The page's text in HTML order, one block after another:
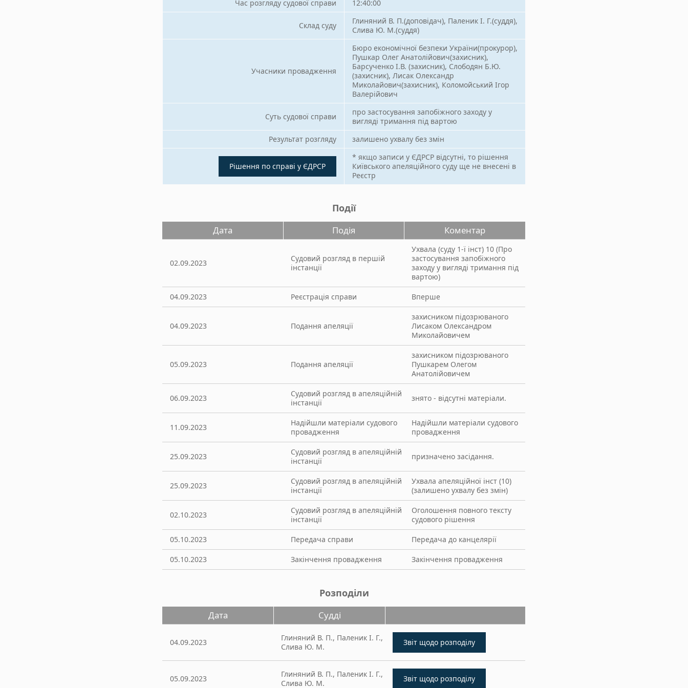
Час розгляду судової справи 12:40:00
Склад суду
Глиняний В. П.(доповідач), Паленик І. Г.(суддя),
Слива Ю. М.(суддя)
Учасники провадження
Бюро економічної безпеки України(прокурор),
Пушкар Олег Анатолійович(захисник),
Барсученко І.В. (захисник), Слободян Б.Ю.
(захисник), Лисак Олександр
Миколайович(захисник), Коломойський Ігор
Валерійович
Суть судової справи
про застосування запобіжного заходу у
вигляді тримання під вартою
Результат розгляду
залишено ухвалу без змін
Рішення по справі у ЄДРСР
* якщо записи у ЄДРСР відсутні, то рішення
Київського апеляційного суду ще не внесені в
Реєстр
Події
Дата Подія Коментар
02.09.2023
Судовий розгляд в першій
інстанції
Ухвала (суду 1-ї інст) 10 (Про
застосування запобіжного
заходу у вигляді тримання під
вартою)
04.09.2023 Реєстрація справи Вперше
04.09.2023 Подання апеляції
захисником підозрюваного
Лисаком Олександром
Миколайовичем
05.09.2023 Подання апеляції
захисником підозрюваного
Пушкарем Олегом
Анатолійовичем
06.09.2023
Судовий розгляд в апеляційній
інстанції
знято - відсутні матеріали.
11.09.2023
Надійшли матеріали судового
провадження
Надійшли матеріали судового
провадження
25.09.2023
Судовий розгляд в апеляційній
інстанції
призначено засідання.
25.09.2023
Судовий розгляд в апеляційній
інстанції
Ухвала апеляційної інст (10)
(залишено ухвалу без змін)
02.10.2023
Судовий розгляд в апеляційній
інстанції
Оголошення повного тексту
судового рішення
05.10.2023 Передача справи Передача до канцелярії
05.10.2023 Закінчення провадження Закінчення провадження
Розподіли
Дата Судді
04.09.2023
Глиняний В. П., Паленик І. Г.,
Слива Ю. М.
05.09.2023
Глиняний В. П., Паленик І. Г.,
Слива Ю. М.